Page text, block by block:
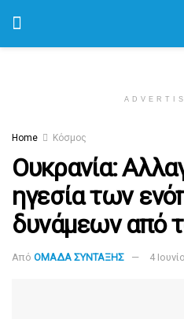
Home Κόσμος
Ουκρανία:
ηγεσία των
δυνάμεων από
Από ΟΜΑΔΑ ΣΥΝΤΑΞΗΣ 4